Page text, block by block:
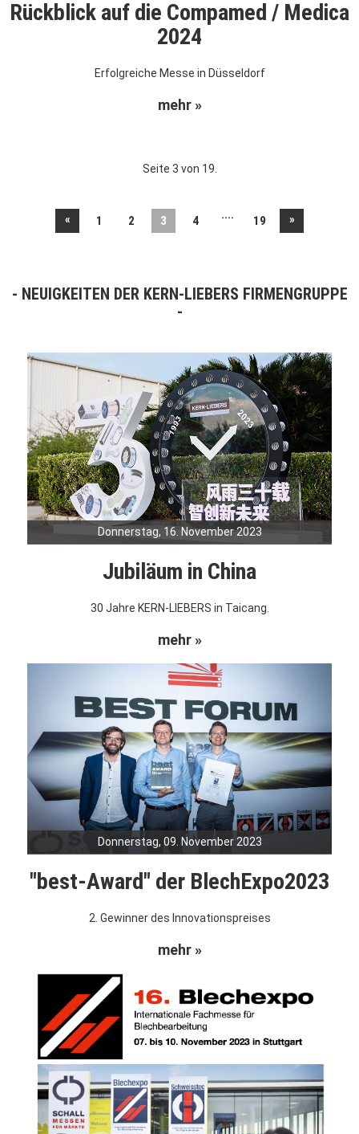
Rückblick auf die Compamed / Medica
2024
Erfolgreiche Messe in Düsseldorf
mehr »
Seite 3 von 19.
« 1 2 3 4 .... 19 »
NEUIGKEITEN DER KERN-LIEBERS FIRMENGRUPPE
Donnerstag, 16. November 2023
Jubiläum in China
30 Jahre KERN-LIEBERS in Taicang.
mehr »
Donnerstag, 09. November 2023
"best-Award" der BlechExpo2023
2. Gewinner des Innovationspreises
mehr »